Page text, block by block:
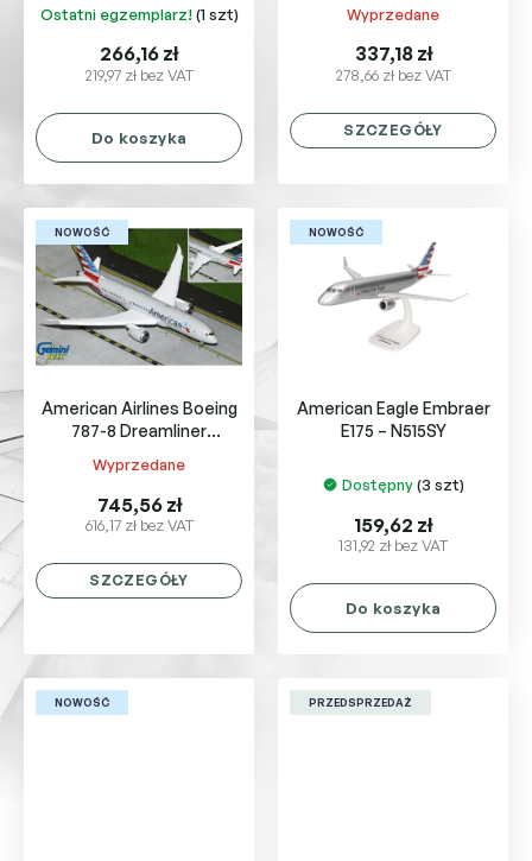
Ostatni egzemplarz! (1 szt)
219,97 zł bez VAT
266,16 zł
Do koszyka
Wyprzedane
278,66 zł bez VAT
337,18 zł
SZCZEGÓŁY
NOWOŚĆ
American Airlines Boeing
787-8 Dreamliner
N808AN
Średnia
produktu
5,0
na
gwiazdek.
Wyprzedane
616,17 zł bez VAT
745,56 zł
SZCZEGÓŁY
NOWOŚĆ
American Eagle Embraer
E175 – N515SY
Dostępny(3 szt)
131,92 zł bez VAT
159,62 zł
Do koszyka
NOWOŚĆ PRZEDSPRZEDAŻ